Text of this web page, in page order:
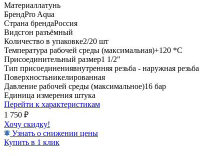
Материаллатунь
БрендPro Aqua
Страна брендаРоссия
Видсгон разъёмный
Количество в упаковке2/20 шт
Температура рабочей среды (максимальная)+120 *C
Присоединительный размер1 1/2"
Тип присоединениявнутренняя резьба - наружная резьба
Поверхностьникелированная
Давление рабочей среды (максимальное)16 бар
Единица измерения штука
Перейти к характеристикам
1 750 ₽
Хочу скидку!
Узнать о снижении цены
Купить в 1 клик